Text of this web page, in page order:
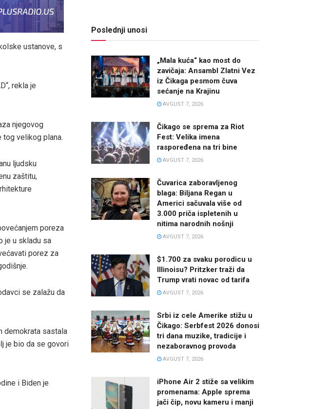
ustanove, s
rekla je
njegovog
tog velikog plana.
ljudsku
zaštitu,
poreza
je u skladu sa
porez za
se zalažu da
demokrata sastala
je bio da se govori
i Biden je
Poslednji unosi
„Mala kuća“ kao most do
zavičaja: Ansambl Zlatni Vez
iz Čikaga pesmom čuva
sećanje na Krajinu
AVGUST 7, 2026
Čikago se sprema za Riot
Fest: Velika imena
raspoređena na tri bine
AVGUST 7, 2026
Čuvarica zaboravljenog
blaga: Biljana Regan u
Americi sačuvala više od
3.000 priča ispletenih u
nitima narodnih nošnji
AVGUST 7, 2026
$1.700 za svaku porodicu u
Illinoisu? Pritzker traži da
Trump vrati novac od tarifa
AVGUST 7, 2026
Srbi iz cele Amerike stižu u
Čikago: Serbfest 2026 donosi
tri dana muzike, tradicije i
nezaboravnog provoda
AVGUST 7, 2026
iPhone Air 2 stiže sa velikim
promenama: Apple sprema
jači čip, novu kameru i manji